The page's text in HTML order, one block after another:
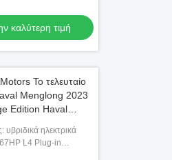
καλύτερη τιμή
Το τελευταίο
Menglong 2023
Edition Haval
υβριδικά ηλεκτρικά
L4 Plug-in